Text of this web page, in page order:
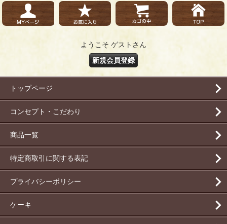
ようこそ ゲストさん
新規会員登録
トップページ
コンセプト・こだわり
商品一覧
特定商取引に関する表記
プライバシーポリシー
ケーキ